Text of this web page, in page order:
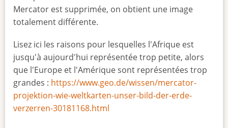
Mercator est supprimée, on obtient une image
totalement différente.
Lisez ici les raisons pour lesquelles l'Afrique est
jusqu'à aujourd'hui représentée trop petite, alors
que l'Europe et l'Amérique sont représentées trop
grandes : https://www.geo.de/wissen/mercator-
projektion-wie-weltkarten-unser-bild-der-erde-
verzerren-30181168.html